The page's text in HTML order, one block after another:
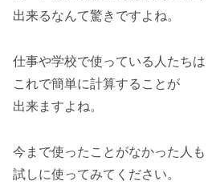
出来るなんて驚きですよね。
仕事や学校で使っている人たちは
これで簡単に計算することが
出来ますよね。
今まで使ったことがなかった人も
試しに使ってみてください。